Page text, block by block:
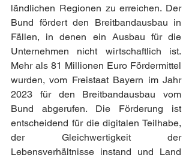
ländlichen Regionen zu erreichen. Der
Bund fördert den Breitbandausbau in
Fällen, in denen ein Ausbau für die
Unternehmen nicht wirtschaftlich ist.
Mehr als 81 Millionen Euro Fördermittel
wurden, vom Freistaat Bayern im Jahr
2023 für den Breitbandausbau vom
Bund abgerufen. Die Förderung ist
entscheidend für die digitalen Teilhabe,
der Gleichwertigkeit der
Lebensverhältnisse instand und Land